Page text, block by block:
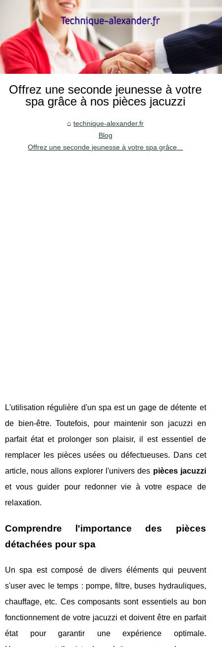
Offrez une seconde jeunesse à votre
spa grâce à nos pièces jacuzzi
technique-alexander.fr
Blog
Offrez une seconde jeunesse à votre spa grâce...
L'utilisation régulière d'un spa est un gage de détente et
de bien-être. Toutefois, pour maintenir son jacuzzi en
parfait état et prolonger son plaisir, il est essentiel de
remplacer les pièces usées ou défectueuses. Dans cet
article, nous allons explorer l'univers des pièces jacuzzi
et vous guider pour redonner vie à votre espace de
relaxation.
Comprendre l'importance des pièces
détachées pour spa
Un spa est composé de divers éléments qui peuvent
s'user avec le temps : pompe, filtre, buses hydrauliques,
chauffage, etc. Ces composants sont essentiels au bon
fonctionnement de votre jacuzzi et doivent être en parfait
état pour garantir une expérience optimale.